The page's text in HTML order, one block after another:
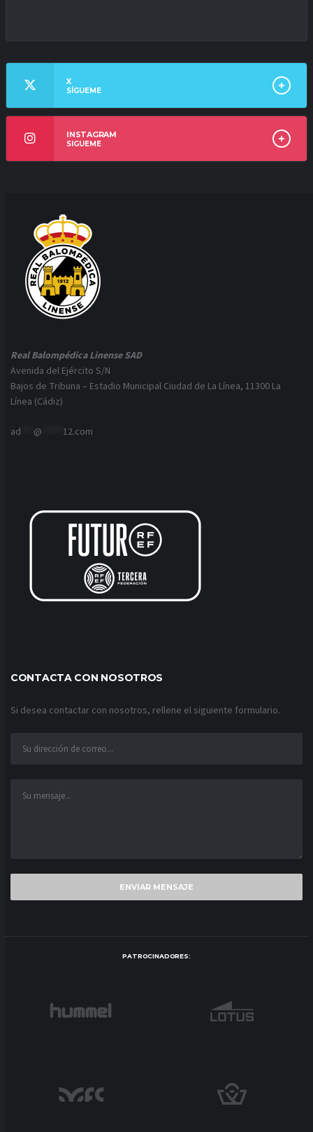
X
SÍGUEME
INSTAGRAM
SIGUEME
Real Balompédica Linense SAD
Avenida del Ejército S/N
Bajos de Tribuna – Estadio Municipal Ciudad de La Línea, 11300 La
Línea (Cádiz)
ad @ 12.com
CONTACTA CON NOSOTROS
Si desea contactar con nosotros, rellene el siguiente formulario.
PATROCINADORES: